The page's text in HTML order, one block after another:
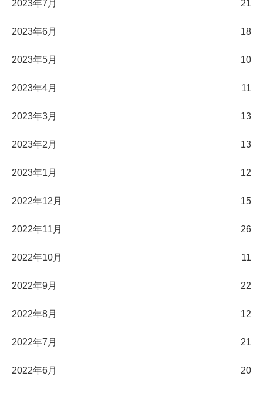
2023年7月 21
2023年6月 18
2023年5月 10
2023年4月 11
2023年3月 13
2023年2月 13
2023年1月 12
2022年12月 15
2022年11月 26
2022年10月 11
2022年9月 22
2022年8月 12
2022年7月 21
2022年6月 20